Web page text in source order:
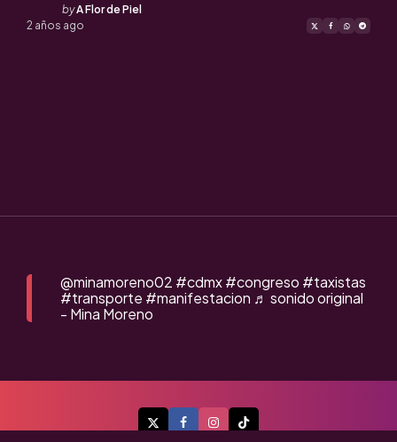
Posted
by
byA Flor de Piel
2 años ago
@minamoreno02 #cdmx#congreso #taxistas
#transporte #manifestacion ♬ sonido original
- Mina Moreno